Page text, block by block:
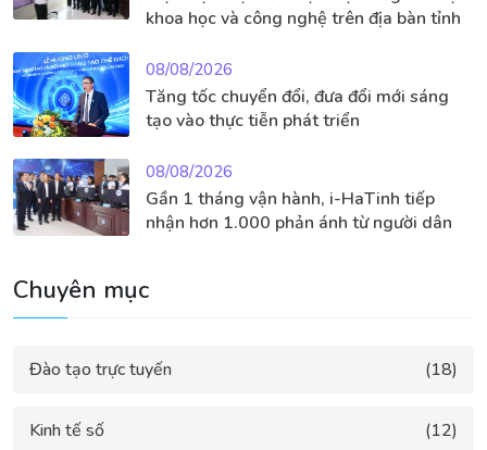
khoa học và công nghệ trên địa bàn tỉnh
08/08/2026
Tăng tốc chuyển đổi, đưa đổi mới sáng
tạo vào thực tiễn phát triển
08/08/2026
Gần 1 tháng vận hành, i-HaTinh tiếp
nhận hơn 1.000 phản ánh từ người dân
Chuyên mục
Đào tạo trực tuyến (18)
Kinh tế số (12)